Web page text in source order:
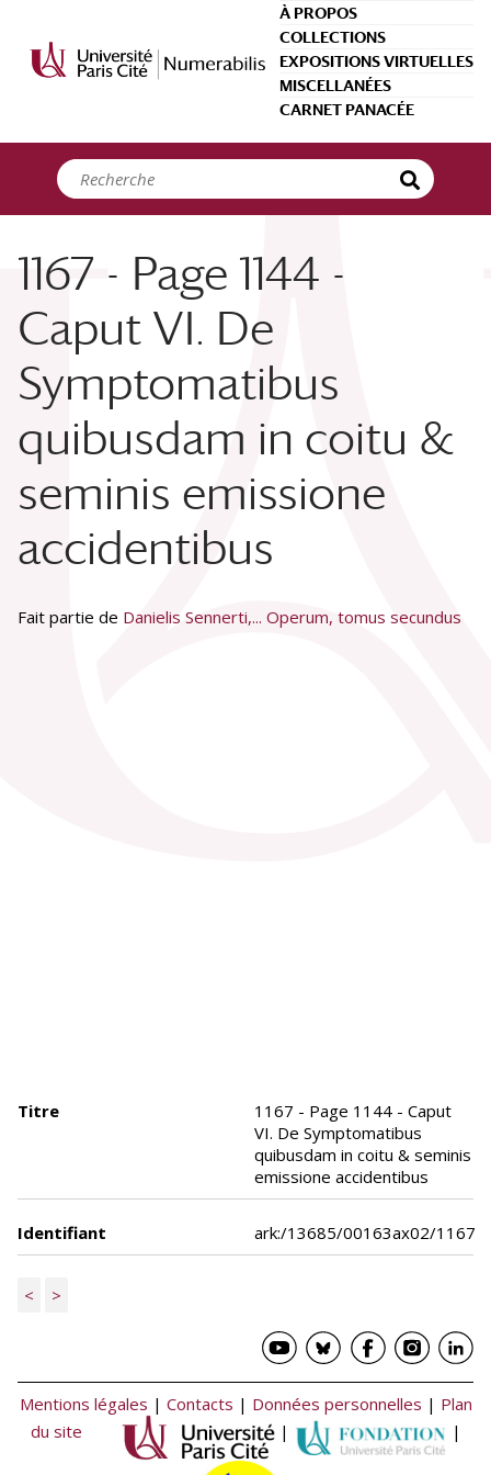
À PROPOS
COLLECTIONS
EXPOSITIONS VIRTUELLES
MISCELLANÉES
CARNET PANACÉE
1167 - Page 1144 -
Caput VI. De
Symptomatibus
quibusdam in coitu &
seminis emissione
accidentibus
Fait partie de Danielis Sennerti,... Operum, tomus secundus
Titre
1167 - Page 1144 - Caput
VI. De Symptomatibus
quibusdam in coitu & seminis
emissione accidentibus
Identifiant ark:/13685/00163ax02/1167
< >
Mentions légales | Contacts | Données personnelles | Plan
du site
| |